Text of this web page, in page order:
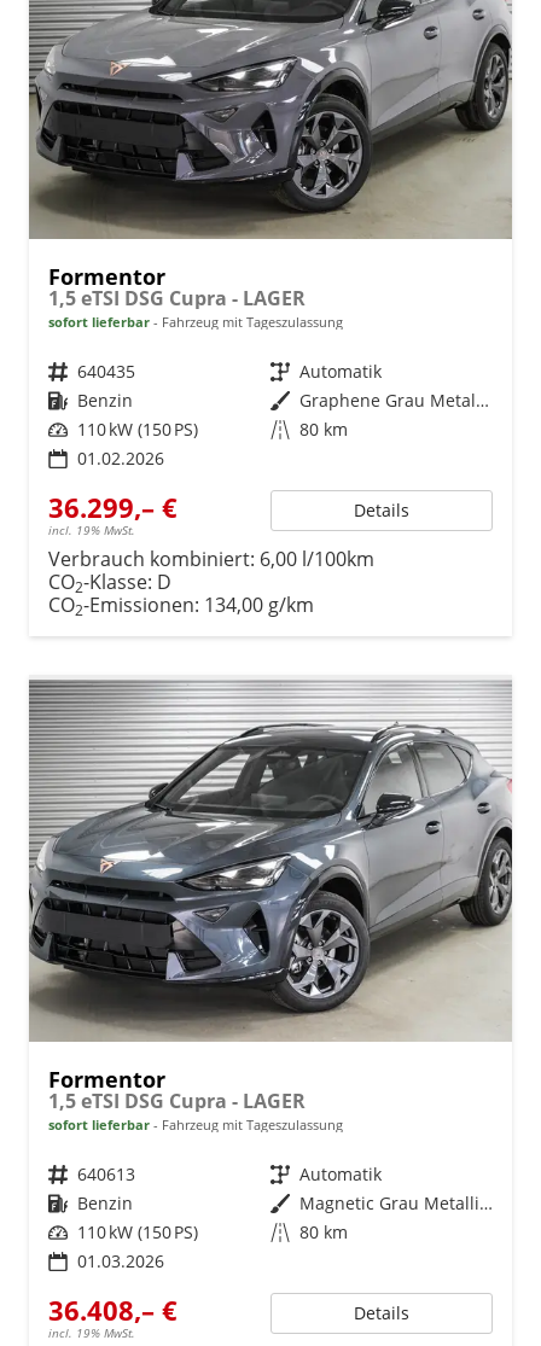
Formentor
1,5 eTSI DSG Cupra - LAGER
sofort lieferbar Fahrzeug mit Tageszulassung
Fahrzeugnr. 640435 Getriebe Automatik
Kraftstoff Benzin Außenfarbe
Graphene Grau Metallic (R6)
Leistung 110 kW (150 PS) Kilometerstand 80 km
01.02.2026
36.299,– €
incl. 19% MwSt.
Details
Verbrauch kombiniert: 6,00 l/100km
CO2-Klasse: D
CO2-Emissionen: 134,00 g/km
Formentor
1,5 eTSI DSG Cupra - LAGER
sofort lieferbar Fahrzeug mit Tageszulassung
Fahrzeugnr. 640613 Getriebe Automatik
Kraftstoff Benzin Außenfarbe
Magnetic Grau Metallic (S7)
Leistung 110 kW (150 PS) Kilometerstand 80 km
01.03.2026
36.408,– €
incl. 19% MwSt.
Details